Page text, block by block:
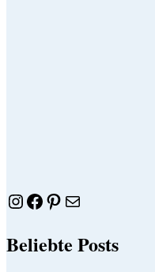
Instagram
Facebook
Pinterest
E-Mail
Beliebte Posts